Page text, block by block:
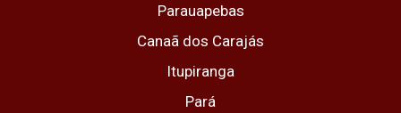
Parauapebas
Canaã dos Carajás
Itupiranga
Pará